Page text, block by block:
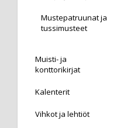
Mustepatruunat ja
tussimusteet
Muisti- ja
konttorikirjat
Kalenterit
Vihkot ja lehtiöt